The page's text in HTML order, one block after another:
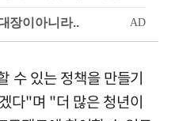
수 있는 정책을 만들기
다"며 "더 많은 청년이